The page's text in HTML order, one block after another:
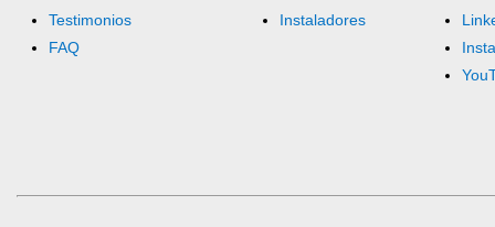
Testimonios
FAQ
Instaladores